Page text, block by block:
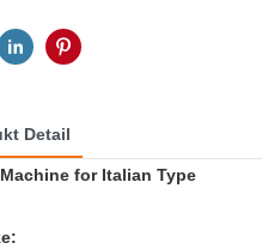
Detail